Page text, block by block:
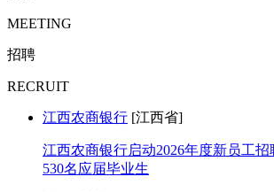
MEETING
招聘
RECRUIT
江西农商银行 [江西省]
江西农商银行启动2026年度新员工
530名应届毕业生